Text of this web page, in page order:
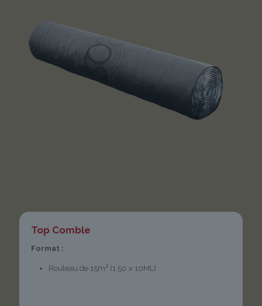
Top Comble
Format :
Rouleau de 15m² (1.50 x 10ML)